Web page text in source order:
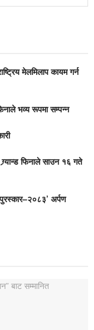
मेलमिलाप कायम गर्न
भव्य रूपमा सम्पन्न
फिनाले साउन १६ गते
अर्पण